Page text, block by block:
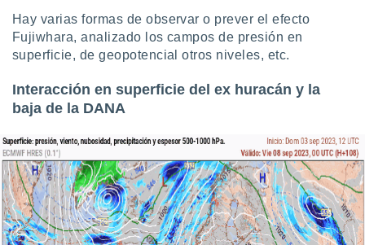
e
publicidad
publicidad
de
1199
Hay varias formas de observar o prever el efecto
Fujiwhara, analizado los campos de presión en
superficie, de geopotencial otros niveles, etc.
Interacción en superficie del ex huracán y la
baja de la DANA